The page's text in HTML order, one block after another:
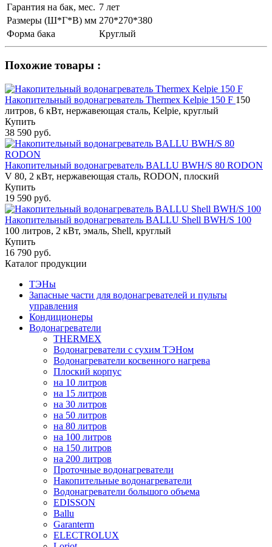
Гарантия на бак, мес. 7 лет
Размеры (Ш*Г*В) мм 270*270*380
Форма бака
Круглый
Похожие товары :
Накопительный водонагреватель Thermex Kelpie 150 F 150
литров, 6 кВт, нержавеющая сталь, Kelpie, круглый
Купить
38 590 руб.
Накопительный водонагреватель BALLU BWH/S 80 RODON
V 80, 2 кВт, нержавеющая сталь, RODON, плоский
Купить
19 590 руб.
Накопительный водонагреватель BALLU Shell BWH/S 100
100 литров, 2 кВт, эмаль, Shell, круглый
Купить
16 790 руб.
Каталог продукции
ТЭНы
Запасные части для водонагревателей и пульты
управления
Кондиционеры
Водонагреватели
THERMEX
Водонагреватели с сухим ТЭНом
Водонагреватели косвенного нагрева
Плоский корпус
на 10 литров
на 15 литров
на 30 литров
на 50 литров
на 80 литров
на 100 литров
на 150 литров
на 200 литров
Проточные водонагреватели
Накопительные водонагреватели
Водонагреватели большого объема
EDISSON
Ballu
Garanterm
ELECTROLUX